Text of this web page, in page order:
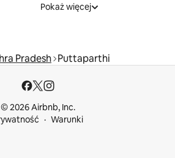
Pokaż więcej
Pradesh Puttaparthi
© 2026 Airbnb, Inc.
Warunki